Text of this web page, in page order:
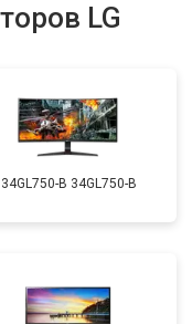
LG
34GL750-B 34GL750-B